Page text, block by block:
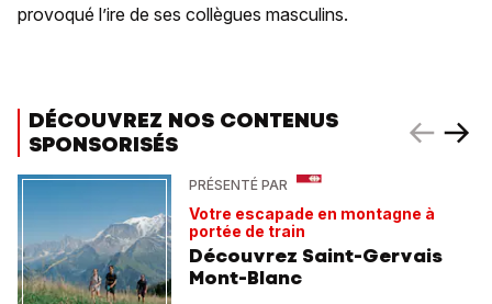
provoqué l’ire de ses collègues masculins.
DÉCOUVREZ NOS CONTENUS
SPONSORISÉS
PRÉSENTÉ PAR
Votre escapade en montagne à
portée de train
Découvrez Saint-Gervais
Mont-Blanc